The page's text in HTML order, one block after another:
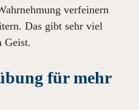
verfeinern
Das gibt sehr viel
Geist.
für mehr